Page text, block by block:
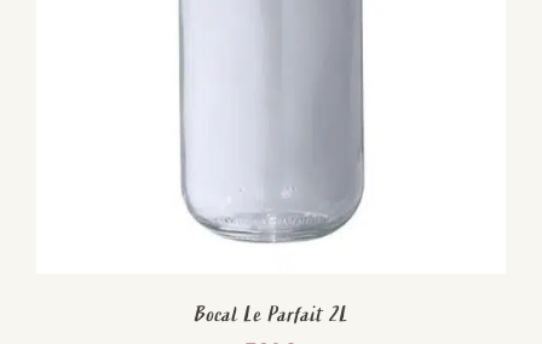
Bocal Le Parfait 2L